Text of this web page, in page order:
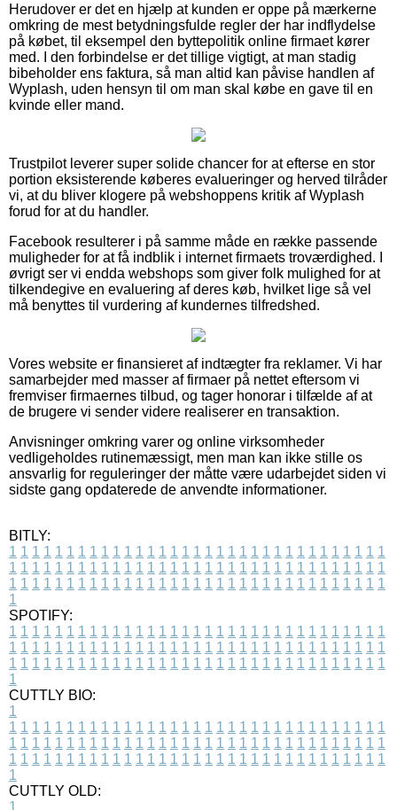
Herudover er det en hjælp at kunden er oppe på mærkerne
omkring de mest betydningsfulde regler der har indflydelse
på købet, til eksempel den byttepolitik online firmaet kører
med. I den forbindelse er det tillige vigtigt, at man stadig
bibeholder ens faktura, så man altid kan påvise handlen af
Wyplash, uden hensyn til om man skal købe en gave til en
kvinde eller mand.
Trustpilot leverer super solide chancer for at efterse en stor
portion eksisterende køberes evalueringer og herved tilråder
vi, at du bliver klogere på webshoppens kritik af Wyplash
forud for at du handler.
Facebook resulterer i på samme måde en række passende
muligheder for at få indblik i internet firmaets troværdighed. I
øvrigt ser vi endda webshops som giver folk mulighed for at
tilkendegive en evaluering af deres køb, hvilket lige så vel
må benyttes til vurdering af kundernes tilfredshed.
Vores website er finansieret af indtægter fra reklamer. Vi har
samarbejder med masser af firmaer på nettet eftersom vi
fremviser firmaernes tilbud, og tager honorar i tilfælde af at
de brugere vi sender videre realiserer en transaktion.
Anvisninger omkring varer og online virksomheder
vedligeholdes rutinemæssigt, men man kan ikke stille os
ansvarlig for reguleringer der måtte være udarbejdet siden vi
sidste gang opdaterede de anvendte informationer.
BITLY:
1 1 1 1 1 1 1 1 1 1 1 1 1 1 1 1 1 1 1 1 1 1 1 1 1 1 1 1 1 1 1 1 1
1 1 1 1 1 1 1 1 1 1 1 1 1 1 1 1 1 1 1 1 1 1 1 1 1 1 1 1 1 1 1 1 1
1 1 1 1 1 1 1 1 1 1 1 1 1 1 1 1 1 1 1 1 1 1 1 1 1 1 1 1 1 1 1 1 1
1
SPOTIFY:
1 1 1 1 1 1 1 1 1 1 1 1 1 1 1 1 1 1 1 1 1 1 1 1 1 1 1 1 1 1 1 1 1
1 1 1 1 1 1 1 1 1 1 1 1 1 1 1 1 1 1 1 1 1 1 1 1 1 1 1 1 1 1 1 1 1
1 1 1 1 1 1 1 1 1 1 1 1 1 1 1 1 1 1 1 1 1 1 1 1 1 1 1 1 1 1 1 1 1
1
CUTTLY BIO:
1
1 1 1 1 1 1 1 1 1 1 1 1 1 1 1 1 1 1 1 1 1 1 1 1 1 1 1 1 1 1 1 1 1
1 1 1 1 1 1 1 1 1 1 1 1 1 1 1 1 1 1 1 1 1 1 1 1 1 1 1 1 1 1 1 1 1
1 1 1 1 1 1 1 1 1 1 1 1 1 1 1 1 1 1 1 1 1 1 1 1 1 1 1 1 1 1 1 1 1
1
CUTTLY OLD:
1